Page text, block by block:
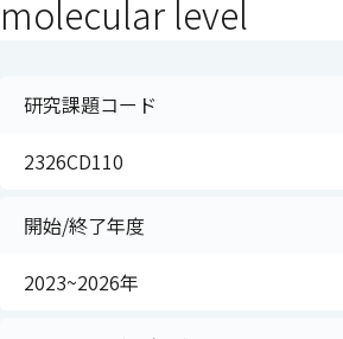
molecular level
研究課題コード
2326CD110
開始/終了年度
2023~2026年